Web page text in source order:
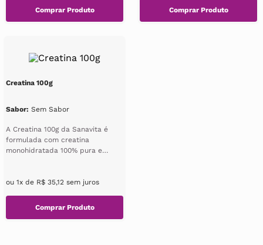
Creatina 100g
Sabor: Sem Sabor
A Creatina 100g da Sanavita é
formulada com creatina
monohidratada 100% pura e
ou 1x de R$ 35,12 sem juros